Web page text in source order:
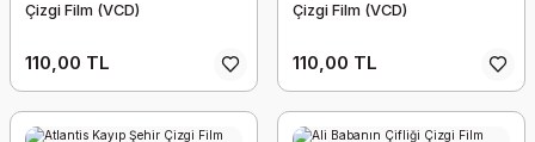
Çizgi Film (VCD)
110,00 TL
Çizgi Film (VCD)
110,00 TL